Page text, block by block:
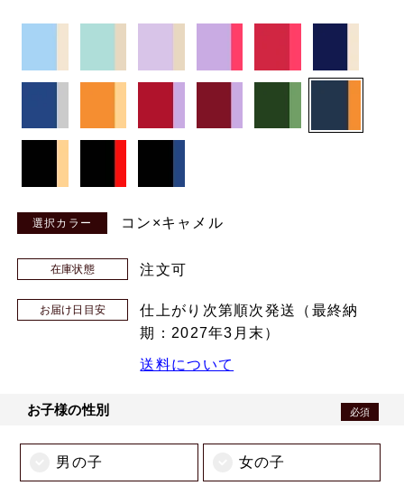
コン×キャメル
在庫状態 注文可
お届け日目安
仕上がり次第順次発送（最終納
期：2027年3月末）
送料について
お子様の性別 必須
男の子 女の子